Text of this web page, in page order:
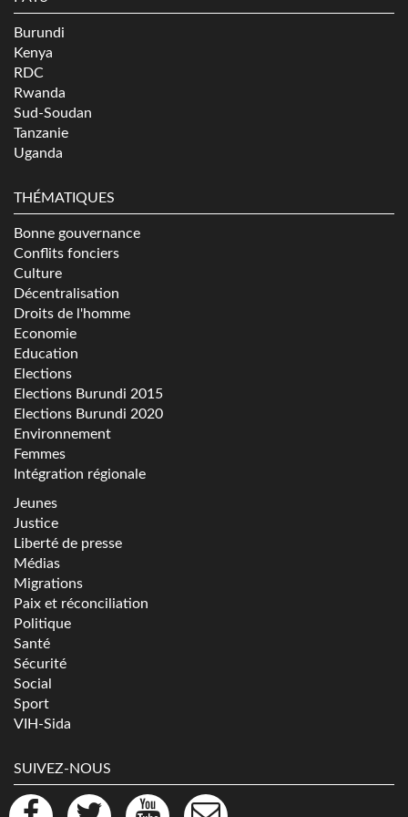
Burundi
Kenya
RDC
Rwanda
Sud-Soudan
Tanzanie
Uganda
THÉMATIQUES
Bonne gouvernance
Conflits fonciers
Culture
Décentralisation
Droits de l'homme
Economie
Education
Elections
Elections Burundi 2015
Elections Burundi 2020
Environnement
Femmes
Intégration régionale
Jeunes
Justice
Liberté de presse
Médias
Migrations
Paix et réconciliation
Politique
Santé
Sécurité
Social
Sport
VIH-Sida
SUIVEZ-NOUS